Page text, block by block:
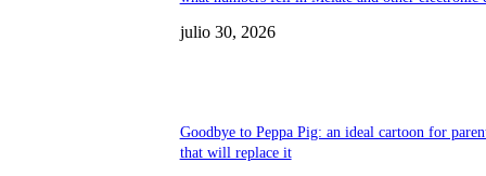
julio 30, 2026
Goodbye to Peppa Pig: an ideal cartoon for
that will replace it